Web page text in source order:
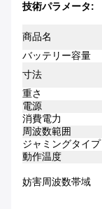
技術パラメータ:
商品名
バッテリー容量
寸法
重さ
電源
消費電力
周波数範囲
ジャミングタイプ
動作温度
妨害周波数帯域